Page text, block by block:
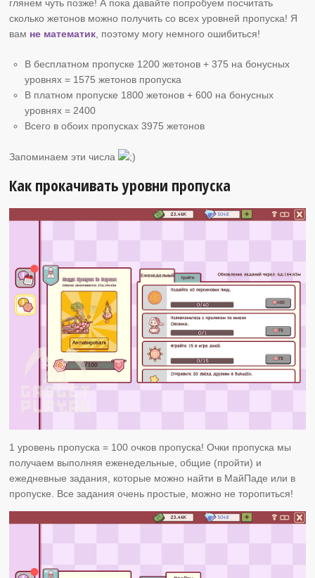
глянем чуть позже! А пока давайте попробуем посчитать
сколько жетонов можно получить со всех уровней пропуска! Я
вам не математик , поэтому могу немного ошибиться!
В бесплатном пропуске 1200 жетонов + 375 на бонусных
уровнях = 1575 жетонов пропуска
В платном пропуске 1800 жетонов + 600 на бонусных
уровнях = 2400
Всего в обоих пропусках 3975 жетонов
Запоминаем эти числа
Как прокачивать уровни пропуска
1 уровень пропуска = 100 очков пропуска! Очки пропуска мы
получаем выполняя еженедельные, общие (пройти) и
ежедневные задания, которые можно найти в МайПаде или в
пропуске. Все задания очень простые, можно не торопиться!